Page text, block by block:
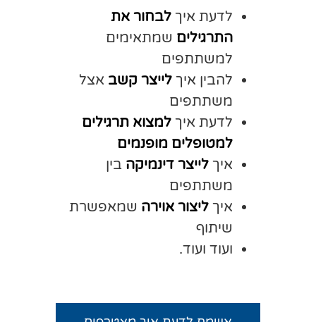
לדעת איך לבחור את
התרגילים שמתאימים
למשתתפים
להבין איך לייצר קשב אצל
משתתפים
לדעת איך למצוא תרגילים
למטופלים מופנמים
איך לייצר דינמיקה בין
משתתפים
איך ליצור אוירה שמאפשרת
שיתוף
ועוד ועוד.